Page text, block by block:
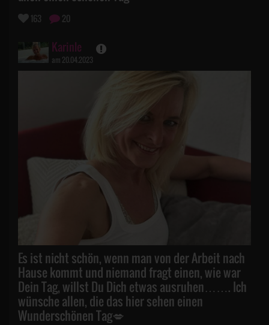
163 20
Karinle
am 20.04.2023
Es ist nicht schön, wenn man von der Arbeit nach
Hause kommt und niemand fragt einen, wie war
Dein Tag, willst Du Dich etwas ausruhen……. Ich
wünsche allen, die das hier sehen einen
Wunderschönen Tag💋